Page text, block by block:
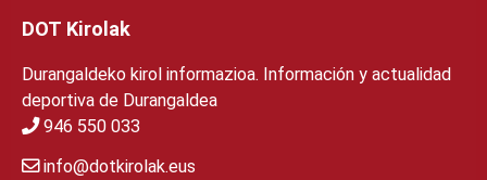
DOT Kirolak
Durangaldeko kirol informazioa. Información y actualidad
deportiva de Durangaldea
946 550 033
info@dotkirolak.eus